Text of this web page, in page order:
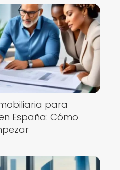
para
España: Cómo